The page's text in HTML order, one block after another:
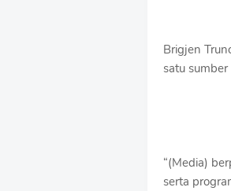
Brigjen
satu
“(Media)
serta